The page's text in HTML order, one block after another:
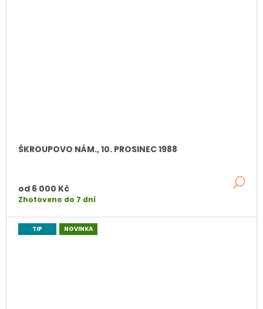
ŠKROUPOVO NÁM., 10. PROSINEC 1988
od 6 000 Kč
Zhotoveno do 7 dní
TIP NOVINKA